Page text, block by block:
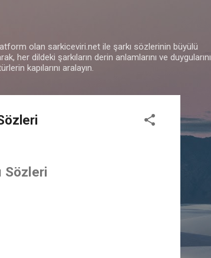
olan sarkiceviri.net ile şarkı sözlerinin büyülü
her dildeki şarkıların derin anlamlarını ve duygularını
kapılarını aralayın.
Sözleri